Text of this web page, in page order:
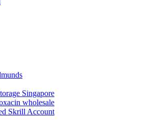
Singapore
wholesale
Skrill Account